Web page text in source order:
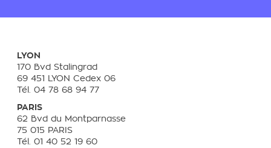
LYON
170 Bvd Stalingrad
69 451 LYON Cedex 06
Tél. 04 78 68 94 77
PARIS
62 Bvd du Montparnasse
75 015 PARIS
Tél. 01 40 52 19 60